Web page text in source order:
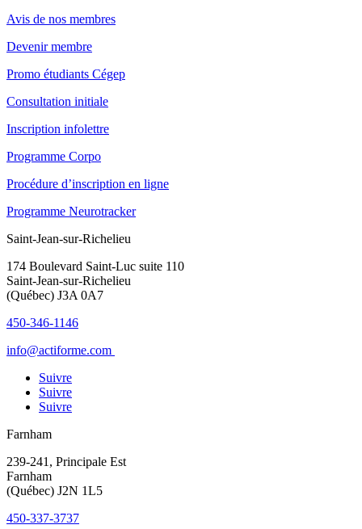
Avis de nos membres
Devenir membre
Promo étudiants Cégep
Consultation initiale
Inscription infolettre
Programme Corpo
Procédure d’inscription en ligne
Programme Neurotracker
Saint-Jean-sur-Richelieu
174 Boulevard Saint-Luc suite 110
Saint-Jean-sur-Richelieu
(Québec) J3A 0A7
450-346-1146
info@actiforme.com
Suivre
Suivre
Suivre
Farnham
239-241, Principale Est
Farnham
(Québec) J2N 1L5
450-337-3737